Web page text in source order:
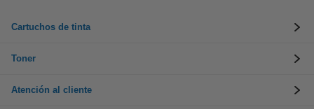
Cartuchos de tinta
Toner
Atención al cliente